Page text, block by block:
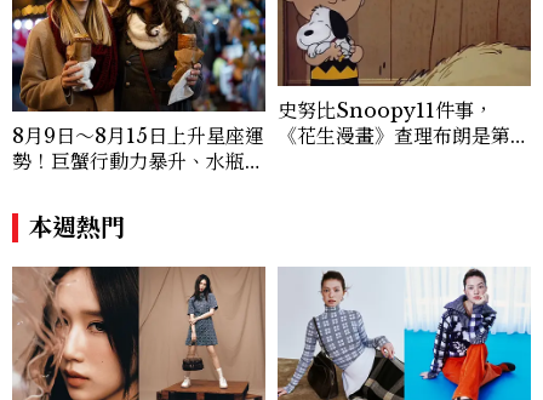
8月9日～8月15日上升星座運
勢！巨蟹行動力暴升、水瓶迎
史努比Snoopy11件事，
《花生漫畫》查理布朗是第二
本週熱門